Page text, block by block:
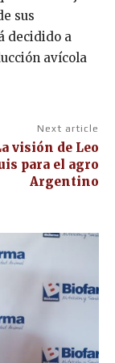
sus
decidido a
avícola
Next article
visión de Leo
para el agro
Argentino